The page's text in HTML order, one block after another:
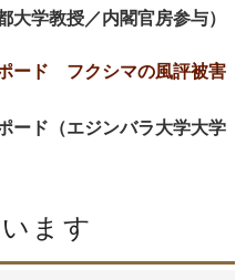
大学教授／内閣官房参与）
ード フクシマの風評被害
ード（エジンバラ大学大学
ます